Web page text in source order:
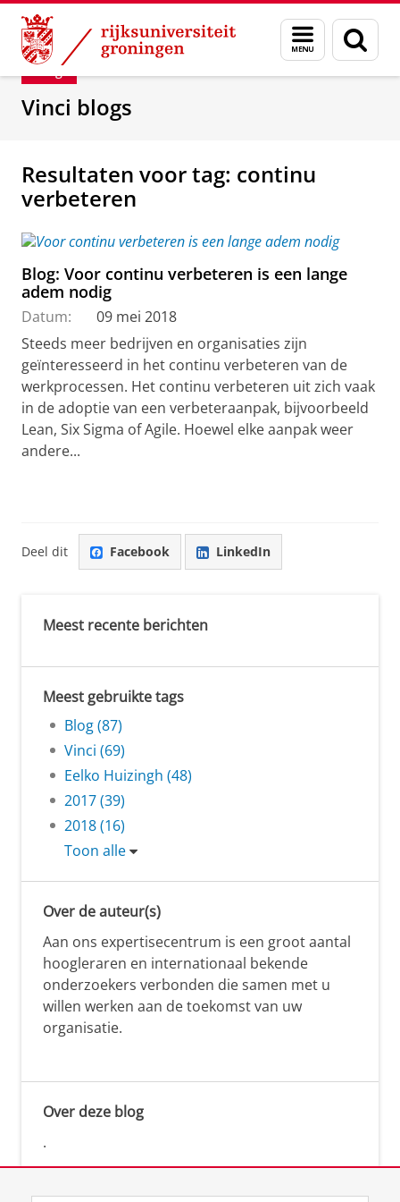
Skip
Content
Skip
Navigation
Menu
en
zoeken
Department of Innovation Management &
Blog
Vinci blogs
Resultaten voor tag: continu
verbeteren
Blog: Voor continu verbeteren is een lange
adem nodig
Datum:
09 mei 2018
Steeds meer bedrijven en organisaties zijn
geïnteresseerd in het continu verbeteren van de
werkprocessen. Het continu verbeteren uit zich vaak
in de adoptie van een verbeteraanpak, bijvoorbeeld
Lean, Six Sigma of Agile. Hoewel elke aanpak weer
andere...
Deel dit Facebook LinkedIn
Meest recente berichten
Meest gebruikte tags
Blog (87)
Vinci (69)
Eelko Huizingh (48)
2017 (39)
2018 (16)
Toon alle
Over de auteur(s)
Aan ons expertisecentrum is een groot aantal
hoogleraren en internationaal bekende
onderzoekers verbonden die samen met u
willen werken aan de toekomst van uw
organisatie.
Over deze blog
.